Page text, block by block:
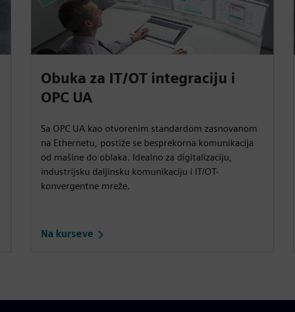
Obuka za IT/OT integraciju i
OPC UA
Sa OPC UA kao otvorenim standardom zasnovanom
na Ethernetu, postiže se besprekorna komunikacija
od mašine do oblaka. Idealno za digitalizaciju,
industrijsku daljinsku komunikaciju i IT/OT-
konvergentne mreže.
Na kurseve